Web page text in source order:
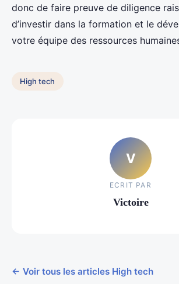
donc de faire preuve de diligence
d’investir dans la formation et le
votre équipe des ressources
High tech
V
ECRIT PAR
Victoire
← Voir tous les articles High tech